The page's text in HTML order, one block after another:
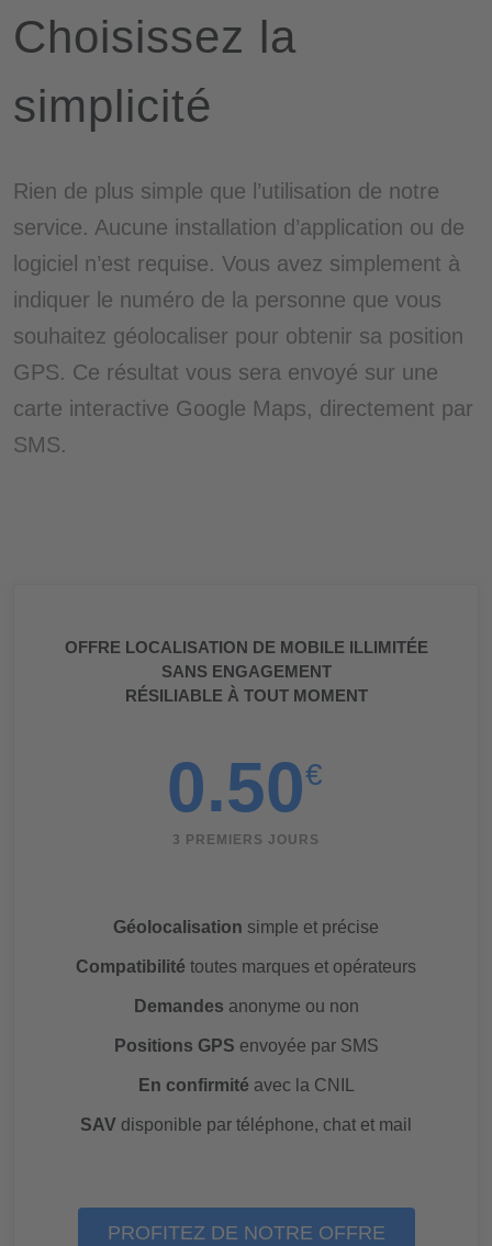
Choisissez la
simplicité
Rien de plus simple que l’utilisation de notre
service. Aucune installation d’application ou de
logiciel n’est requise. Vous avez simplement à
indiquer le numéro de la personne que vous
souhaitez géolocaliser pour obtenir sa position
GPS. Ce résultat vous sera envoyé sur une
carte interactive Google Maps, directement par
SMS.
OFFRE LOCALISATION DE MOBILE ILLIMITÉE
SANS ENGAGEMENT
RÉSILIABLE À TOUT MOMENT
0.50€
3 PREMIERS JOURS
Géolocalisation simple et précise
Compatibilité toutes marques et opérateurs
Demandes anonyme ou non
Positions GPS envoyée par SMS
En confirmité avec la CNIL
SAV disponible par téléphone, chat et mail
PROFITEZ DE NOTRE OFFRE